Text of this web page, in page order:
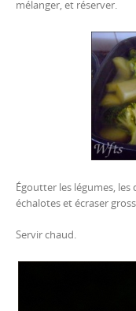
mélanger, et réserver.
Égoutter les légumes,
échalotes et écraser
Servir chaud.